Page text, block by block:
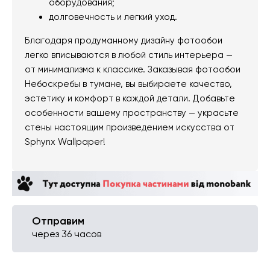
оборудования;
долговечность и легкий уход.
Благодаря продуманному дизайну фотообои
легко вписываются в любой стиль интерьера —
от минимализма к классике. Заказывая фотообои
Небоскребы в тумане, вы выбираете качество,
эстетику и комфорт в каждой детали. Добавьте
особенности вашему пространству — украсьте
стены настоящим произведением искусства от
Sphynx Wallpaper!
Отправим
через 36 часов